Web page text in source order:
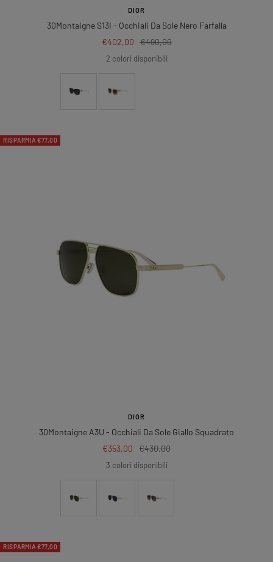
DIOR
30Montaigne S13I - Occhiali Da Sole Nero Farfalla
Prezzo
di
€402,00 Prezzo
regolare
€490,00
2 colori disponibili
RISPARMIA €77,00
DIOR
30Montaigne A3U - Occhiali Da Sole Giallo Squadrato
Prezzo
di
€353,00
Prezzo
regolare
€430,00
3 colori disponibili
RISPARMIA €77,00